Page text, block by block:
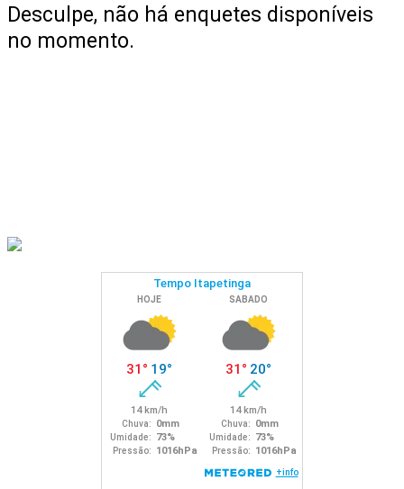
Desculpe, não há enquetes disponíveis
no momento.